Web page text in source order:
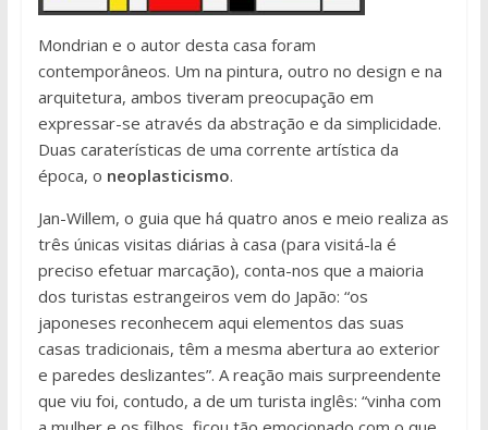
Mondrian e o autor desta casa foram
contemporâneos. Um na pintura, outro no design e na
arquitetura, ambos tiveram preocupação em
expressar-se através da abstração e da simplicidade.
Duas caraterísticas de uma corrente artística da
época, o neoplasticismo.
Jan-Willem, o guia que há quatro anos e meio realiza as
três únicas visitas diárias à casa (para visitá-la é
preciso efetuar marcação), conta-nos que a maioria
dos turistas estrangeiros vem do Japão: “os
japoneses reconhecem aqui elementos das suas
casas tradicionais, têm a mesma abertura ao exterior
e paredes deslizantes”. A reação mais surpreendente
que viu foi, contudo, a de um turista inglês: “vinha com